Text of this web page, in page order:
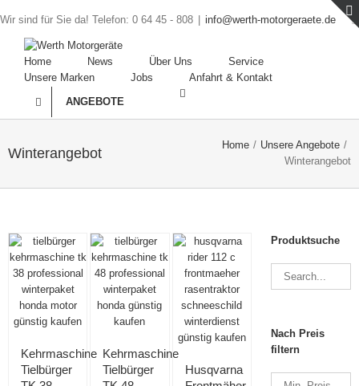
Wir sind für Sie da! Telefon: 0 64 45 - 808 info@werth-motorgeraete.de
Home News Über Uns
Service
Unsere Marken
Jobs
Anfahrt & Kontakt
ANGEBOTE
Winterangebot
Home / Unsere Angebote /
Winterangebot
Kehrmaschine
Tielbürger
Kehrmaschine
Tielbürger
Husqvarna
Produktsuche
Nach Preis
filtern